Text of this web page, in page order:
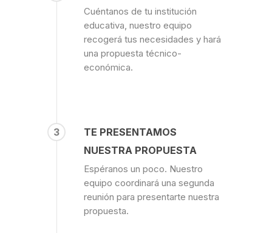
Cuéntanos de tu institución
educativa, nuestro equipo
recogerá tus necesidades y hará
una propuesta técnico-
económica.
3
TE PRESENTAMOS
NUESTRA PROPUESTA
Espéranos un poco. Nuestro
equipo coordinará una segunda
reunión para presentarte nuestra
propuesta.